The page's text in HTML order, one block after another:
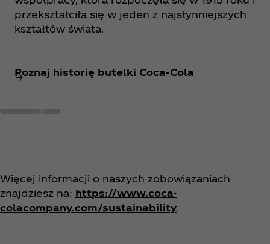
przekształciła się w jeden z najsłynniejszych
kształtów świata.
Poznaj historię butelki Coca‑Cola
Więcej informacji o naszych zobowiązaniach
znajdziesz na: https://www.coca-
colacompany.com/sustainability.